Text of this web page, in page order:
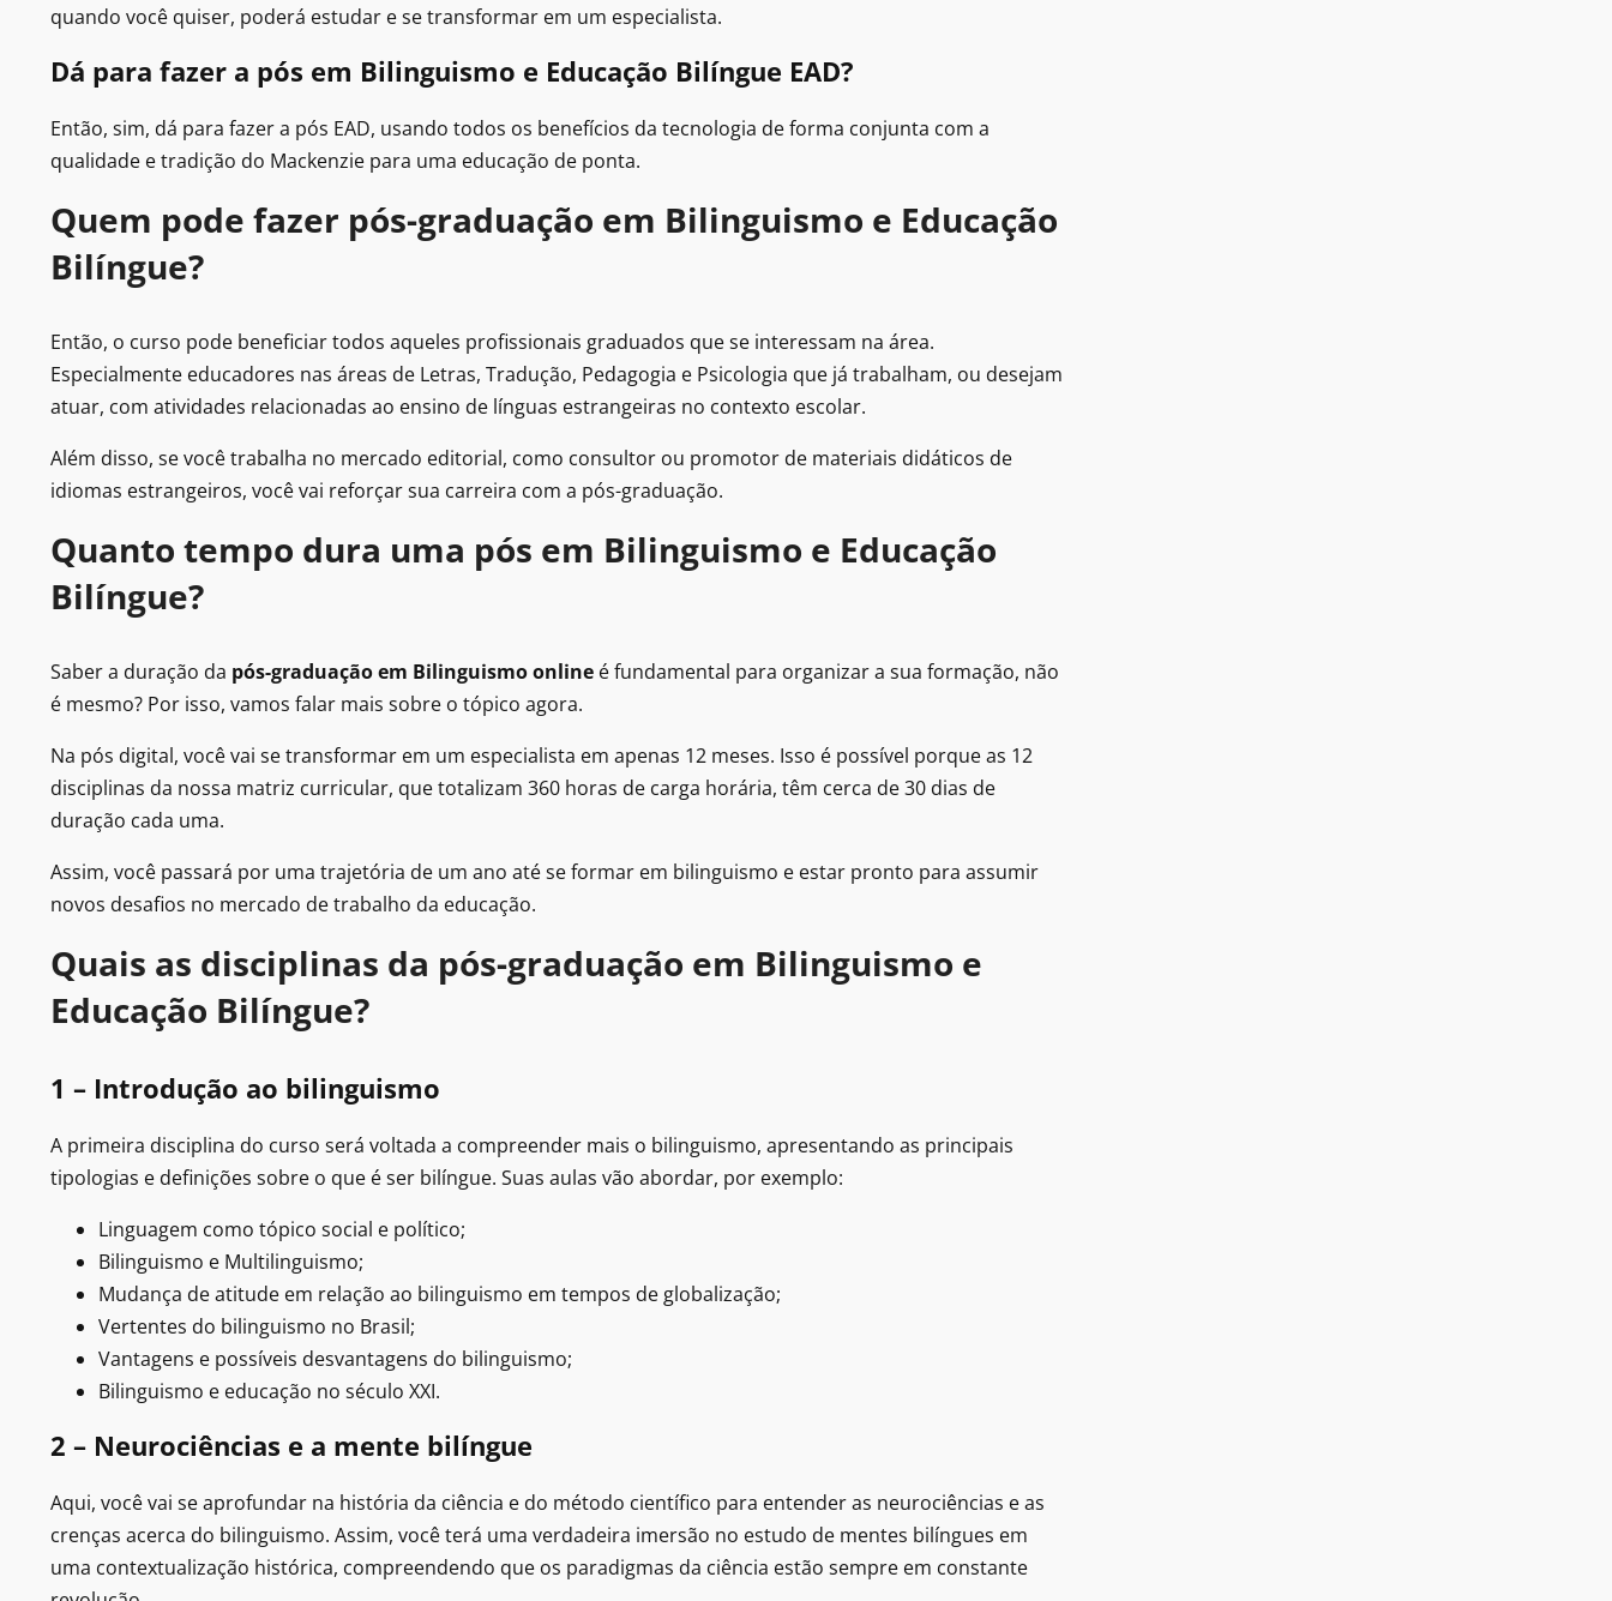
quando você quiser, poderá estudar e se transformar em um especialista.
Dá para fazer a pós em Bilinguismo e Educação Bilíngue EAD?
Então, sim, dá para fazer a pós EAD, usando todos os benefícios da tecnologia de forma conjunta com a
qualidade e tradição do Mackenzie para uma educação de ponta.
Quem pode fazer pós-graduação em Bilinguismo e Educação
Bilíngue?
Então, o curso pode beneficiar todos aqueles profissionais graduados que se interessam na área.
Especialmente educadores nas áreas de Letras, Tradução, Pedagogia e Psicologia que já trabalham, ou desejam
atuar, com atividades relacionadas ao ensino de línguas estrangeiras no contexto escolar.
Além disso, se você trabalha no mercado editorial, como consultor ou promotor de materiais didáticos de
idiomas estrangeiros, você vai reforçar sua carreira com a pós-graduação.
Quanto tempo dura uma pós em Bilinguismo e Educação
Bilíngue?
Saber a duração da pós-graduação em Bilinguismo online é fundamental para organizar a sua formação, não
é mesmo? Por isso, vamos falar mais sobre o tópico agora.
Na pós digital, você vai se transformar em um especialista em apenas 12 meses. Isso é possível porque as 12
disciplinas da nossa matriz curricular, que totalizam 360 horas de carga horária, têm cerca de 30 dias de
duração cada uma.
Assim, você passará por uma trajetória de um ano até se formar em bilinguismo e estar pronto para assumir
novos desafios no mercado de trabalho da educação.
Quais as disciplinas da pós-graduação em Bilinguismo e
Educação Bilíngue?
1 – Introdução ao bilinguismo
A primeira disciplina do curso será voltada a compreender mais o bilinguismo, apresentando as principais
tipologias e definições sobre o que é ser bilíngue. Suas aulas vão abordar, por exemplo:
Linguagem como tópico social e político;
Bilinguismo e Multilinguismo;
Mudança de atitude em relação ao bilinguismo em tempos de globalização;
Vertentes do bilinguismo no Brasil;
Vantagens e possíveis desvantagens do bilinguismo;
Bilinguismo e educação no século XXI.
2 – Neurociências e a mente bilíngue
Aqui, você vai se aprofundar na história da ciência e do método científico para entender as neurociências e as
crenças acerca do bilinguismo. Assim, você terá uma verdadeira imersão no estudo de mentes bilíngues em
uma contextualização histórica, compreendendo que os paradigmas da ciência estão sempre em constante